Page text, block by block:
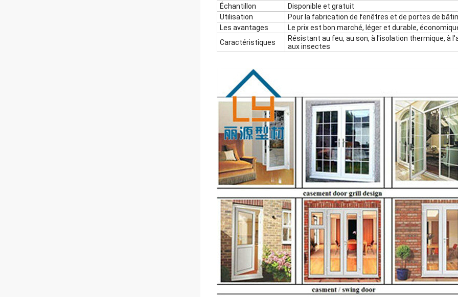
Échantillon
Disponible et gratuit
Utilisation
Pour la fabrication de fenêtres et de portes de
Les avantages
Le prix est bon marché, léger et durable,
Caractéristiques
Résistant au feu, au son, à l'isolation thermique, à
aux insectes